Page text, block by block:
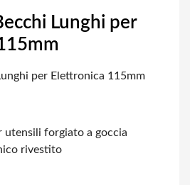
Lunghi per
per Elettronica 115mm
utensili forgiato a goccia
rivestito